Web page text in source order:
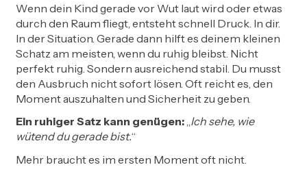
Wenn dein Kind gerade vor Wut laut wird oder etwas
durch den Raum fliegt, entsteht schnell Druck. In dir.
In der Situation. Gerade dann hilft es deinem kleinen
Schatz am meisten, wenn du ruhig bleibst. Nicht
perfekt ruhig. Sondern ausreichend stabil. Du musst
den Ausbruch nicht sofort lösen. Oft reicht es, den
Moment auszuhalten und Sicherheit zu geben.
Ein ruhiger Satz kann genügen:„Ich sehe, wie
wütend du gerade bist.“
Mehr braucht es im ersten Moment oft nicht.